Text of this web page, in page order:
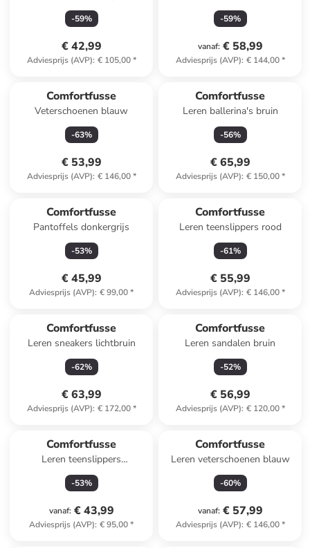
-59%
€ 42,99
Adviesprijs (AVP): € 105,00*
grijs
-59%
vanaf: € 58,99
Adviesprijs (AVP): € 144,00*
Comfortfusse
Veterschoenen blauw
-63%
€ 53,99
Adviesprijs (AVP): € 146,00*
Comfortfusse
Leren ballerina's bruin
-56%
€ 65,99
Adviesprijs (AVP): € 150,00*
Comfortfusse
Pantoffels donkergrijs
-53%
€ 45,99
Adviesprijs (AVP): € 99,00*
Comfortfusse
Leren teenslippers rood
-61%
€ 55,99
Adviesprijs (AVP): € 146,00*
Comfortfusse
Leren sneakers lichtbruin
-62%
€ 63,99
Adviesprijs (AVP): € 172,00*
Comfortfusse
Leren sandalen bruin
-52%
€ 56,99
Adviesprijs (AVP): € 120,00*
Comfortfusse
Leren teenslippers
donkerblauw
-53%
vanaf: € 43,99
Adviesprijs (AVP): € 95,00*
Comfortfusse
Leren veterschoenen blauw
-60%
vanaf: € 57,99
Adviesprijs (AVP): € 146,00*